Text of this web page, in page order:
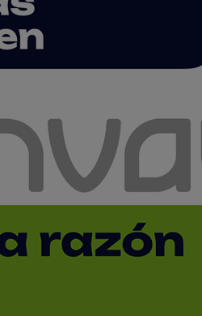
alimentaria